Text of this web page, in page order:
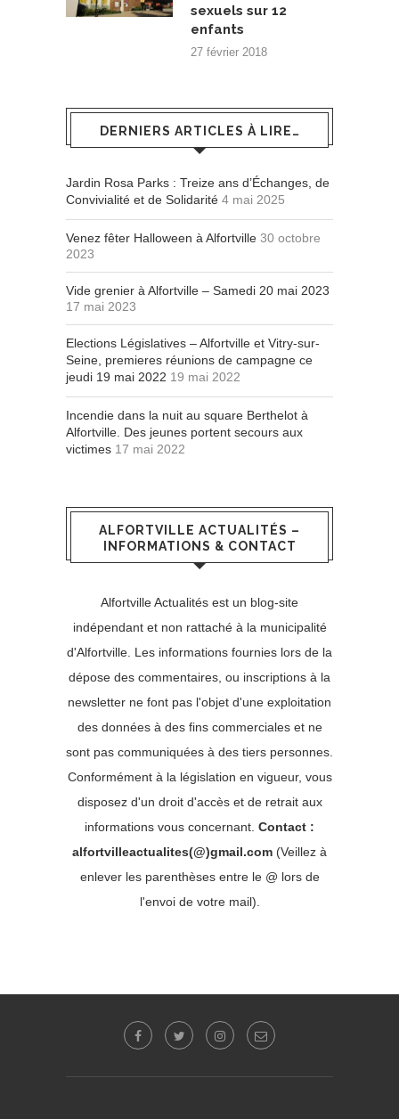
sexuels sur 12
enfants
27 février 2018
DERNIERS ARTICLES À LIRE…
Jardin Rosa Parks : Treize ans d’Échanges, de
Convivialité et de Solidarité 4 mai 2025
Venez fêter Halloween à Alfortville 30 octobre
2023
Vide grenier à Alfortville – Samedi 20 mai 2023
17 mai 2023
Elections Législatives – Alfortville et Vitry-sur-
Seine, premieres réunions de campagne ce
jeudi 19 mai 2022 19 mai 2022
Incendie dans la nuit au square Berthelot à
Alfortville. Des jeunes portent secours aux
victimes 17 mai 2022
ALFORTVILLE ACTUALITÉS –
INFORMATIONS & CONTACT
Alfortville Actualités est un blog-site
indépendant et non rattaché à la municipalité
d'Alfortville. Les informations fournies lors de la
dépose des commentaires, ou inscriptions à la
newsletter ne font pas l'objet d'une exploitation
des données à des fins commerciales et ne
sont pas communiquées à des tiers personnes.
Conformément à la législation en vigueur, vous
disposez d'un droit d'accès et de retrait aux
informations vous concernant. Contact :
alfortvilleactualites(@)gmail.com (Veillez à
enlever les parenthèses entre le @ lors de
l'envoi de votre mail).